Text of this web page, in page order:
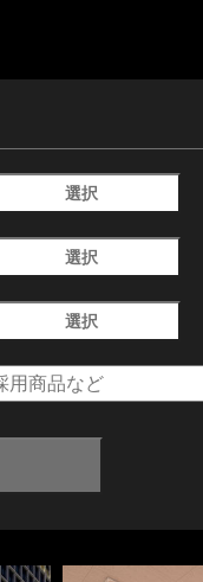
選択
選択
選択